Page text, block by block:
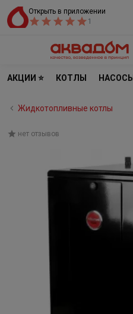
Открыть в приложении
1
АКЦИИ ⭐ КОТЛЫ НАСОСЫ
Жидкотопливные котлы
нет отзывов